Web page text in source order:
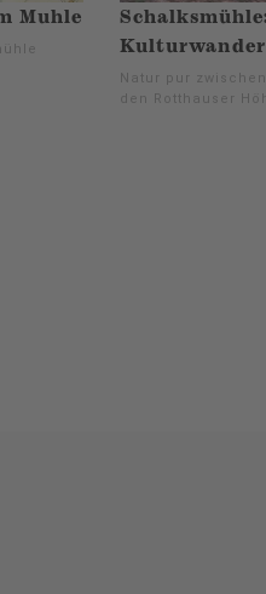
Muhle
Natur pur
den Rotthauser